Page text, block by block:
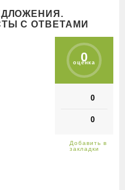
С ОТВЕТАМИ
0
оценка
0
0